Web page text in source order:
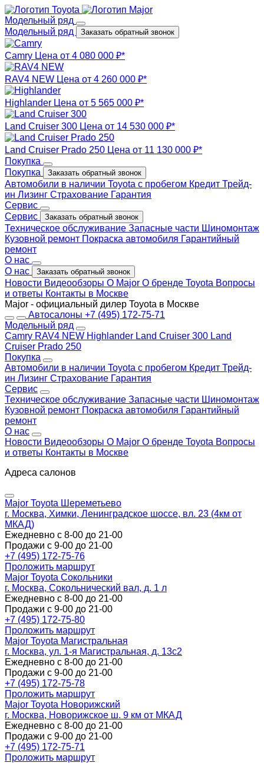
Модельный ряд
Модельный ряд
Заказать обратный звонок
Camry Цена от 4 080 000 ₽*
RAV4 NEW Цена от 4 260 000 ₽*
Highlander Цена от 5 565 000 ₽*
Land Cruiser 300 Цена от 14 530 000 ₽*
Land Cruiser Prado 250 Цена от 11 130 000 ₽*
Покупка
Покупка
Заказать обратный звонок
Автомобили в наличии Toyota с пробегом Кредит Трейд-
ин Лизинг Страхование Гарантия
Сервис
Сервис
Заказать обратный звонок
Техническое обслуживание Запасные части Шиномонтаж
Кузовной ремонт Покраска автомобиля Гарантийный
ремонт
О нас
О нас
Заказать обратный звонок
Новости Видеообзоры О Major О бренде Toyota Вопросы
и ответы Контакты в Москве
Major - официальный дилер Toyota в Москве
Автосалоны +7 (495) 172-75-71
Модельный ряд
Camry RAV4 NEW Highlander Land Cruiser 300 Land
Cruiser Prado 250
Покупка
Автомобили в наличии Toyota с пробегом Кредит Трейд-
ин Лизинг Страхование Гарантия
Сервис
Техническое обслуживание Запасные части Шиномонтаж
Кузовной ремонт Покраска автомобиля Гарантийный
ремонт
О нас
Новости Видеообзоры О Major О бренде Toyota Вопросы
и ответы Контакты в Москве
Адреса салонов
Major Toyota Шереметьево
г. Москва, Химки, Ленинградское шоссе, вл. 23 (4км от
МКАД)
Ежедневно с 8-00 до 21-00
Продажи с 9-00 до 21-00
+7 (495) 172-75-76
Проложить маршрут
Major Toyota Сокольники
г. Москва, Сокольнический вал, д. 1 л
Ежедневно с 8-00 до 21-00
Продажи с 9-00 до 21-00
+7 (495) 172-75-80
Проложить маршрут
Major Toyota Магистральная
г. Москва, ул. 1-я Магистральная, д. 13с2
Ежедневно с 8-00 до 21-00
Продажи с 9-00 до 21-00
+7 (495) 172-75-78
Проложить маршрут
Major Toyota Новорижский
г. Москва, Новорижское ш. 9 км от МКАД
Ежедневно с 8-00 до 21-00
Продажи с 9-00 до 21-00
+7 (495) 172-75-71
Проложить маршрут